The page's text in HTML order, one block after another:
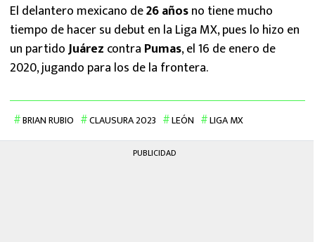
El delantero mexicano de26 añosno tiene mucho
tiempo de hacer su debut en la Liga MX, pues lo hizo en
un partidoJuárez contra Pumas, el 16 de enero de
2020, jugando para los de la frontera.
BRIAN RUBIO CLAUSURA 2023 LEÓN LIGA MX
PUBLICIDAD